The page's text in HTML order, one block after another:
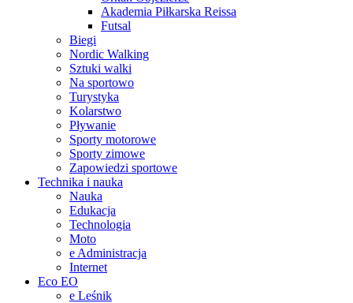
Akademia Piłkarska Reissa
Futsal
Biegi
Nordic Walking
Sztuki walki
Na sportowo
Turystyka
Kolarstwo
Pływanie
Sporty motorowe
Sporty zimowe
Zapowiedzi sportowe
Technika i nauka
Nauka
Edukacja
Technologia
Moto
e Administracja
Internet
Eco EO
e Leśnik